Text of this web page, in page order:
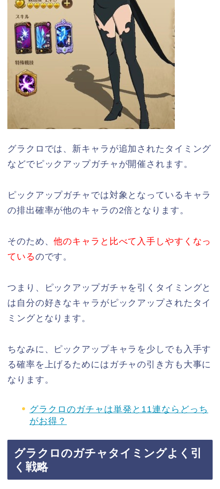
グラクロでは、新キャラが追加されたタイミング
などでピックアップガチャが開催されます。
ピックアップガチャでは対象となっているキャラ
の排出確率が他のキャラの2倍となります。
そのため、他のキャラと比べて入手しやすくなっ
ているのです。
つまり、ピックアップガチャを引くタイミングと
は自分の好きなキャラがピックアップされたタイ
ミングとなります。
ちなみに、ピックアップキャラを少しでも入手す
る確率を上げるためにはガチャの引き方も大事に
なります。
グラクロのガチャは単発と11連ならどっち
がお得？
グラクロのガチャタイミングよく引
く戦略